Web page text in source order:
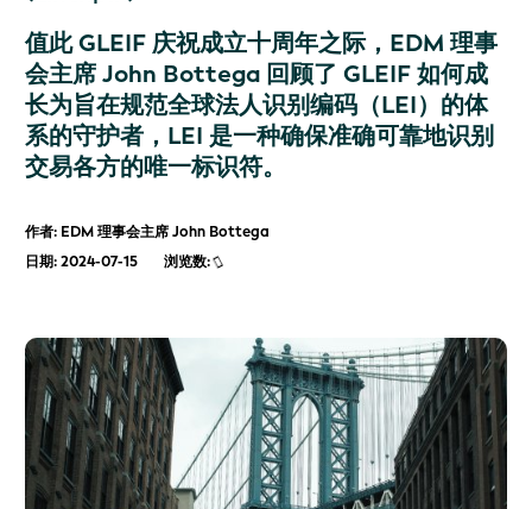
值此 GLEIF 庆祝成立十周年之际，EDM 理事
会主席 John Bottega 回顾了 GLEIF 如何成
长为旨在规范全球法人识别编码（LEI）的体
系的守护者，LEI 是一种确保准确可靠地识别
交易各方的唯一标识符。
作者: EDM 理事会主席 John Bottega
日期: 2024-07-15
浏览数: